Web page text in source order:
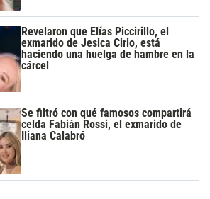
Revelaron que Elías Piccirillo, el
exmarido de Jesica Cirio, está
haciendo una huelga de hambre en la
cárcel
Se filtró con qué famosos compartirá
celda Fabián Rossi, el exmarido de
Iliana Calabró